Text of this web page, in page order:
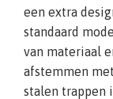
een extra
standaard
van materiaal
afstemmen
stalen trappen